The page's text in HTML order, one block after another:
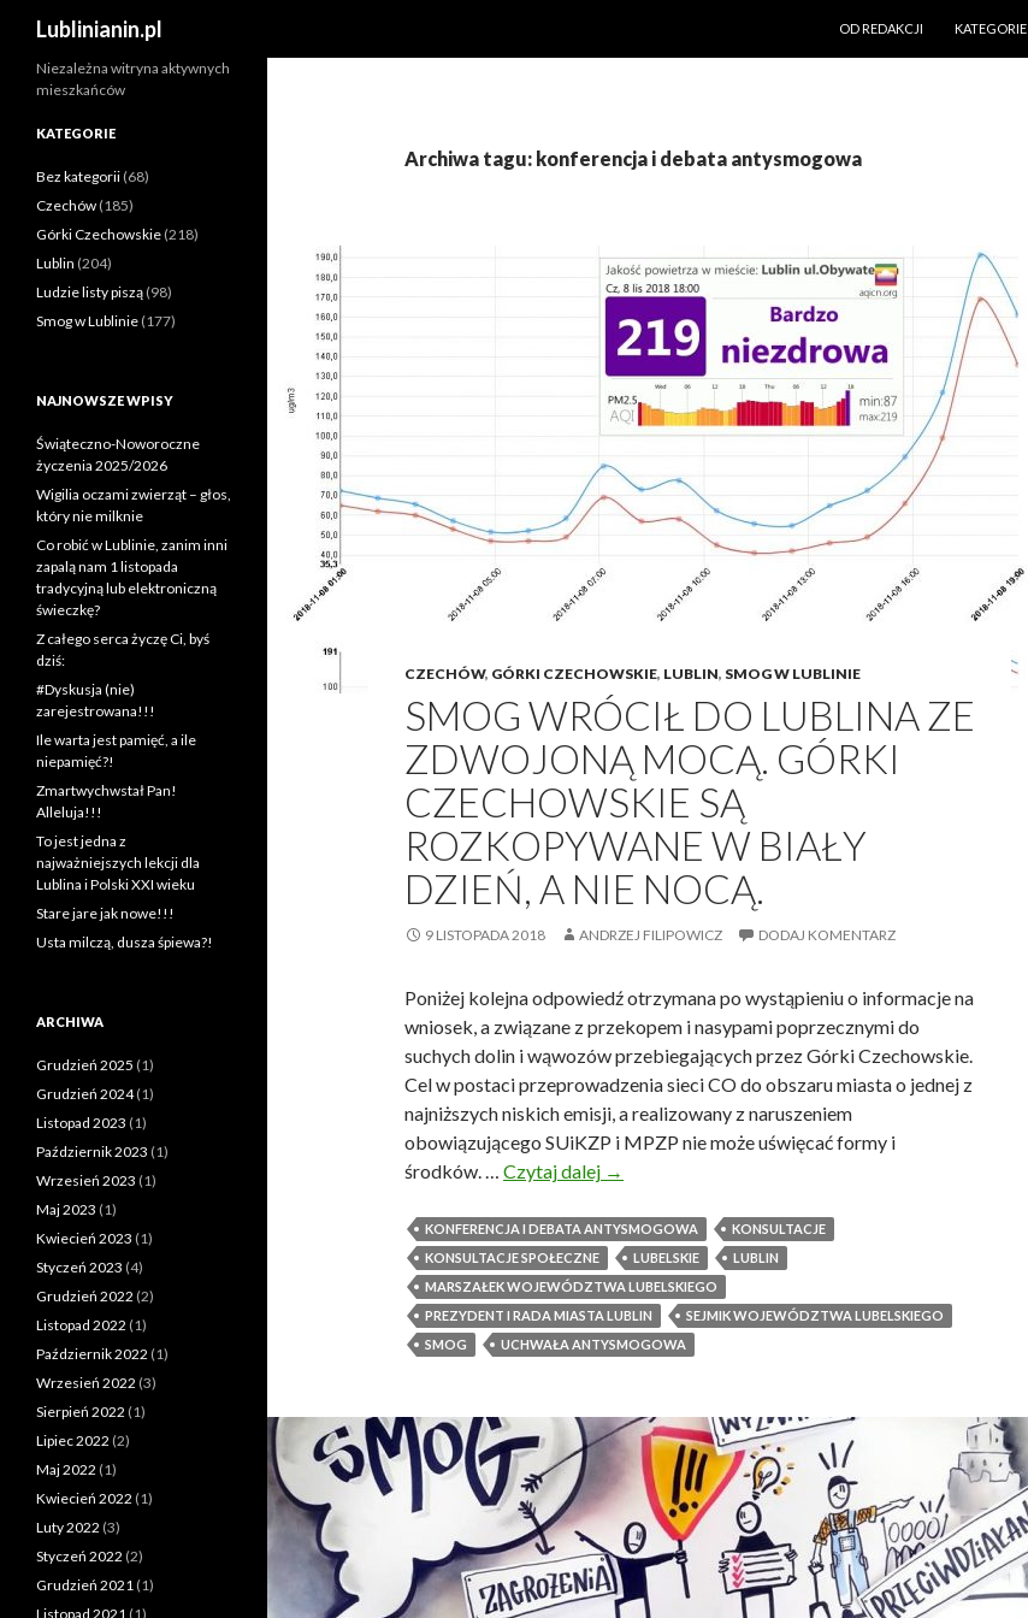
Lublinianin.pl
OD REDAKCJI
KATEGORIE
Archiwa tagu: konferencja i debata antysmogowa
CZECHÓW, GÓRKI CZECHOWSKIE, LUBLIN, SMOG W LUBLINIE
SMOG WRÓCIŁ DO LUBLINA ZE
ZDWOJONĄ MOCĄ. GÓRKI
CZECHOWSKIE SĄ
ROZKOPYWANE W BIAŁY
DZIEŃ, A NIE NOCĄ.
9 LISTOPADA 2018 ANDRZEJ FILIPOWICZ DODAJ KOMENTARZ
Poniżej kolejna odpowiedź otrzymana po wystąpieniu o informacje na
wniosek, a związane z przekopem i nasypami poprzecznymi do
suchych dolin i wąwozów przebiegających przez Górki Czechowskie.
Cel w postaci przeprowadzenia sieci CO do obszaru miasta o jednej z
najniższych niskich emisji, a realizowany z naruszeniem
obowiązującego SUiKZP i MPZP nie może uświęcać formy i
środków. … Czytaj dalej S
o
w
r
ó
ł
o
L
u
b
l
→
KONFERENCJA I DEBATA ANTYSMOGOWA
KONSULTACJE
KONSULTACJE SPOŁECZNE
LUBELSKIE
LUBLIN
MARSZAŁEK WOJEWÓDZTWA LUBELSKIEGO
PREZYDENT I RADA MIASTA LUBLIN
SEJMIK WOJEWÓDZTWA LUBELSKIEGO
SMOG
UCHWAŁA ANTYSMOGOWA
Niezależna witryna aktywnych
mieszkańców
KATEGORIE
Bez kategorii (68)
Czechów (185)
Górki Czechowskie (218)
Lublin (204)
Ludzie listy piszą (98)
Smog w Lublinie (177)
NAJNOWSZE WPISY
Świąteczno-Noworoczne
życzenia 2025/2026
Wigilia oczami zwierząt – głos,
który nie milknie
Co robić w Lublinie, zanim inni
zapalą nam 1 listopada
tradycyjną lub elektroniczną
świeczkę?
Z całego serca życzę Ci, byś
dziś:
#Dyskusja (nie)
zarejestrowana!!!
Ile warta jest pamięć, a ile
niepamięć?!
Zmartwychwstał Pan!
Alleluja!!!
To jest jedna z
najważniejszych lekcji dla
Lublina i Polski XXI wieku
Stare jare jak nowe!!!
Usta milczą, dusza śpiewa?!
ARCHIWA
Grudzień 2025 (1)
Grudzień 2024(1)
Listopad 2023 (1)
Październik 2023 (1)
Wrzesień 2023 (1)
Maj 2023 (1)
Kwiecień 2023 (1)
Styczeń 2023 (4)
Grudzień 2022 (2)
Listopad 2022 (1)
Październik 2022 (1)
Wrzesień 2022 (3)
Sierpień 2022 (1)
Lipiec 2022 (2)
Maj 2022 (1)
Kwiecień 2022 (1)
Luty 2022 (3)
Styczeń 2022 (2)
Grudzień 2021 (1)
Listopad 2021 (1)